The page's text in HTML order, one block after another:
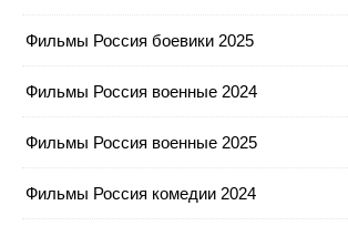
Фильмы Россия боевики 2025
Фильмы Россия военные 2024
Фильмы Россия военные 2025
Фильмы Россия комедии 2024